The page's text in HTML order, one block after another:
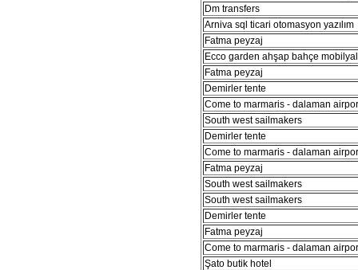
Dm transfers
Arniva sql ticari otomasyon yazılım
Fatma peyzaj
Ecco garden ahşap bahçe
Fatma peyzaj
Demirler tente
Come to marmaris - dalaman
South west sailmakers
Demirler tente
Come to marmaris - dalaman
Fatma peyzaj
South west sailmakers
South west sailmakers
Demirler tente
Fatma peyzaj
Come to marmaris - dalaman
Şato butik hotel